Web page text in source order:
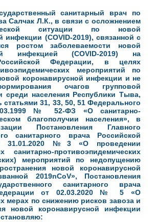
санитарный врач по
Салчак Л.К., в связи с осложнением
ситуации по новой
инфекции (COVID-2019), связанной с
ростом заболеваемости новой
инфекцией (COVID-2019) на
Федерации, в целях
мероприятий по
коронавирусной инфекции и не
очагов групповой
среди населения Республики Тыва,
статьями 31, 33, 50, 51 Федерального
№ 52-ФЗ «О санитарно-
благополучии населения», в
Постановления Главного
санитарного врача Российской
31.01.2020 №3 «О проведении
санитарно-противоэпидемических
мероприятий по недопущению
новой коронавирусной
2019nCoV», Постановления
санитарного врача
от 02.03.2020 № 5 «О
мерах по снижению рисков завоза и
новой коронавирусной инфекции